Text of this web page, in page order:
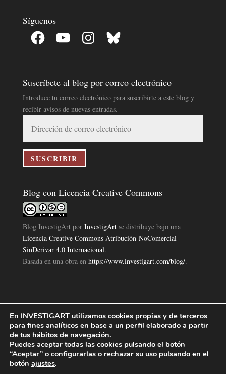
Síguenos
Facebook YouTube InstagramBluesky
Suscríbete al blog por correo electrónico
Introduce tu correo electrónico para suscribirte a este blog y
recibir avisos de nuevas entradas.
correo
electrónico
SUSCRIBIR
Blog con Licencia Creative Commons
Blog InvestigArtpor InvestigArtse distribuye bajo una
Licencia Creative Commons Atribución-NoComercial-
SinDerivar 4.0 Internacional.
Basada en una obra en https://www.investigart.com/blog/.
Política de Privacidad|Aviso Legal|Política de Cookies|
Investigart Copyright © 2019. |
En INVESTIGART utilizamos cookies propias y de terceros
para fines analíticos en base a un perfil elaborado a partir
de tus hábitos de navegación.
Puedes aceptar todas las cookies pulsando el botón
“Aceptar” o configurarlas o rechazar su uso pulsando en el
botón ajustes.